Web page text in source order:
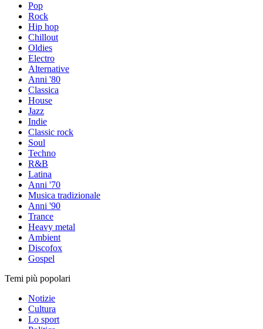
Pop
Rock
Hip hop
Chillout
Oldies
Electro
Alternative
Anni '80
Classica
House
Jazz
Indie
Classic rock
Soul
Techno
R&B
Latina
Anni '70
Musica tradizionale
Anni '90
Trance
Heavy metal
Ambient
Discofox
Gospel
Temi più popolari
Notizie
Cultura
Lo sport